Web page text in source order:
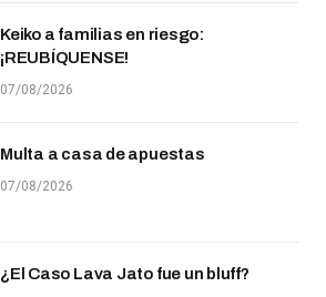
Keiko a familias en riesgo:
¡REUBÍQUENSE!
07/08/2026
Multa a casa de apuestas
07/08/2026
¿El Caso Lava Jato fue un bluff?